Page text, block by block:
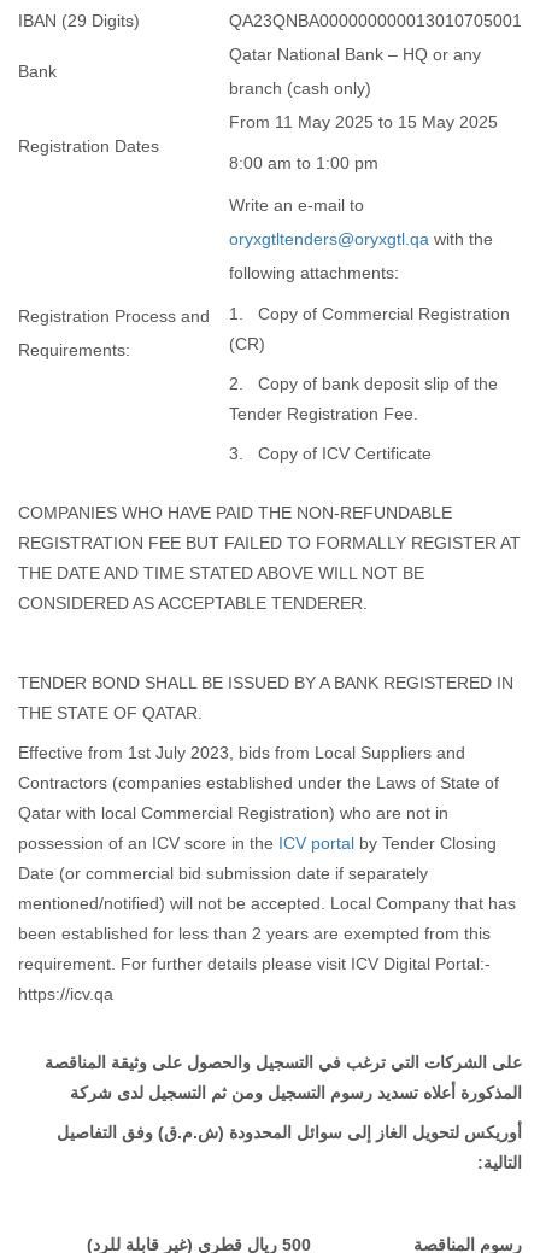
IBAN (29 Digits)
QA23QNBA000000000013010705001
Bank
Qatar National Bank – HQ or any
branch (cash only)
Registration Dates
From 11 May 2025 to 15 May 2025
8:00 am to 1:00 pm
Registration Process and
Requirements:
Write an e-mail to
oryxgtltenders@oryxgtl.qa with the
following attachments:
1. Copy of Commercial Registration
(CR)
2. Copy of bank deposit slip of the
Tender Registration Fee.
3. Copy of ICV Certificate
COMPANIES WHO HAVE PAID THE NON-REFUNDABLE
REGISTRATION FEE BUT FAILED TO FORMALLY REGISTER AT
THE DATE AND TIME STATED ABOVE WILL NOT BE
CONSIDERED AS ACCEPTABLE TENDERER.
TENDER BOND SHALL BE ISSUED BY A BANK REGISTERED IN
THE STATE OF QATAR.
Effective from 1st July 2023, bids from Local Suppliers and
Contractors (companies established under the Laws of State of
Qatar with local Commercial Registration) who are not in
possession of an ICV score in the ICV portal by Tender Closing
Date (or commercial bid submission date if separately
mentioned/notified) will not be accepted. Local Company that has
been established for less than 2 years are exempted from this
requirement. For further details please visit ICV Digital Portal:-
https://icv.qa ​
على الشركات التي ترغب في التسجيل والحصول على وثيقة المناقصة
المذكور ة أعلاه تسديد رسوم التسجيل ومن ثم التسجيل لدى شركة
أوريكس لتحويل الغاز إلى سوائل المحدودة (ش.م.ق) وفق التفاصيل
التالية:
رسوم المناقصة 500 ريال قطري (غير قابلة للرد)